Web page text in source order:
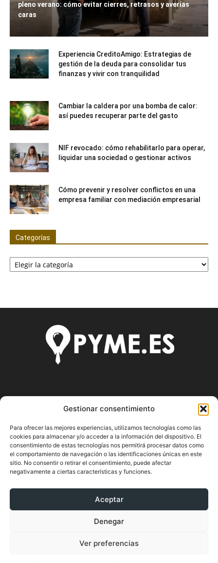
Gestionar consentimiento
Para ofrecer las mejores experiencias, utilizamos tecnologías como las
cookies para almacenar y/o acceder a la información del dispositivo. El
consentimiento de estas tecnologías nos permitirá procesar datos como
el comportamiento de navegación o las identificaciones únicas en este
sitio. No consentir o retirar el consentimiento, puede afectar
negativamente a ciertas características y funciones.
Aceptar
Denegar
Ver preferencias
pleno verano: cómo evitar cierres, retrasos y averías
caras
Experiencia CreditoAmigo: Estrategias de
gestión de la deuda para consolidar tus
finanzas y vivir con tranquilidad
Cambiar la caldera por una bomba de calor:
así puedes recuperar parte del gasto
NIF revocado: cómo rehabilitarlo para operar,
liquidar una sociedad o gestionar activos
Cómo prevenir y resolver conflictos en una
empresa familiar con mediación empresarial
Categorías
Categorías
Pyme.es es el portal web donde podrás mantenerte
actualizado de todas las noticias y novedades sobre la
economía en España y el mundo, así como donde podrás
conseguir toda la información necesaria sobre
emprendimiento.
SÍGUENOS